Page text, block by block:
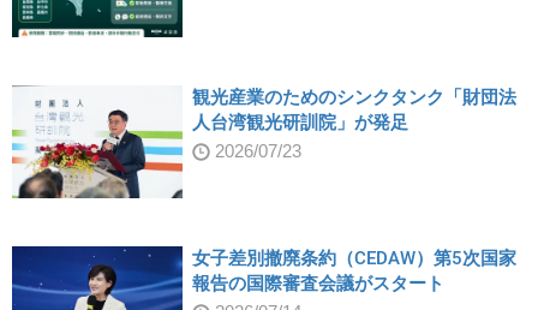
観光産業のためのシンクタンク「財団法
人台湾観光研訓院」が発足
2026/07/23
女子差別撤廃条約（CEDAW）第5次国家
報告の国際審査会議がスタート